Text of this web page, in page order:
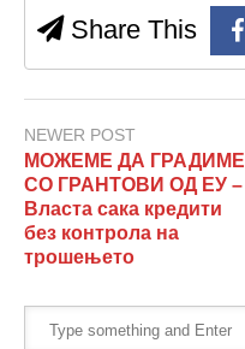
Share This
NEWER POST
МОЖЕМЕ ДА ГРАДИМЕ
СО ГРАНТОВИ ОД ЕУ –
Власта сака кредити
без контрола на
трошењето